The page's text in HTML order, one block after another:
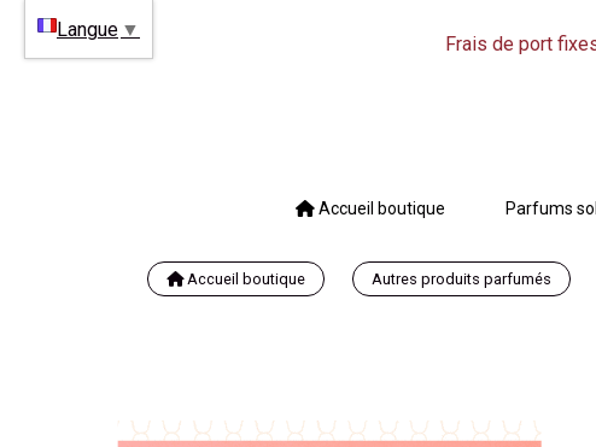
Frais de port
Accueil boutique Parfums
Accueil boutique Autres produits parfumés
Langue ▼